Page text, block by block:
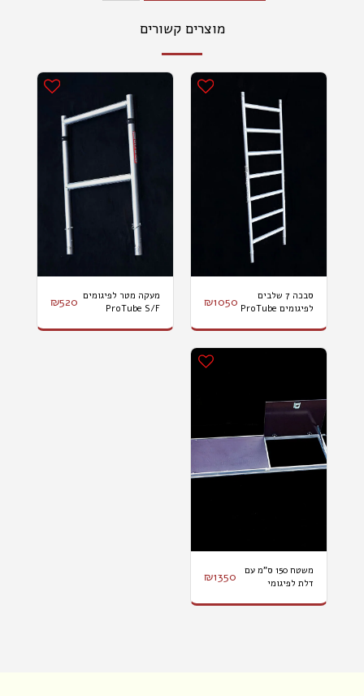
מוצרים קשורים
סבכה 7 שלבים
לפיגומים ProTube
₪1050
מעקה מטר לפיגומים
ProTube S/F
₪520
משטח 150 ס"מ עם
דלת לפיגומי
₪1350